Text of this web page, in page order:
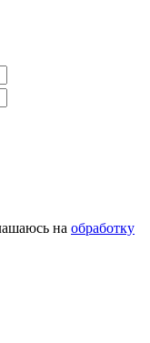
на обработку